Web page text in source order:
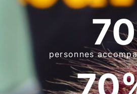
personnes
70